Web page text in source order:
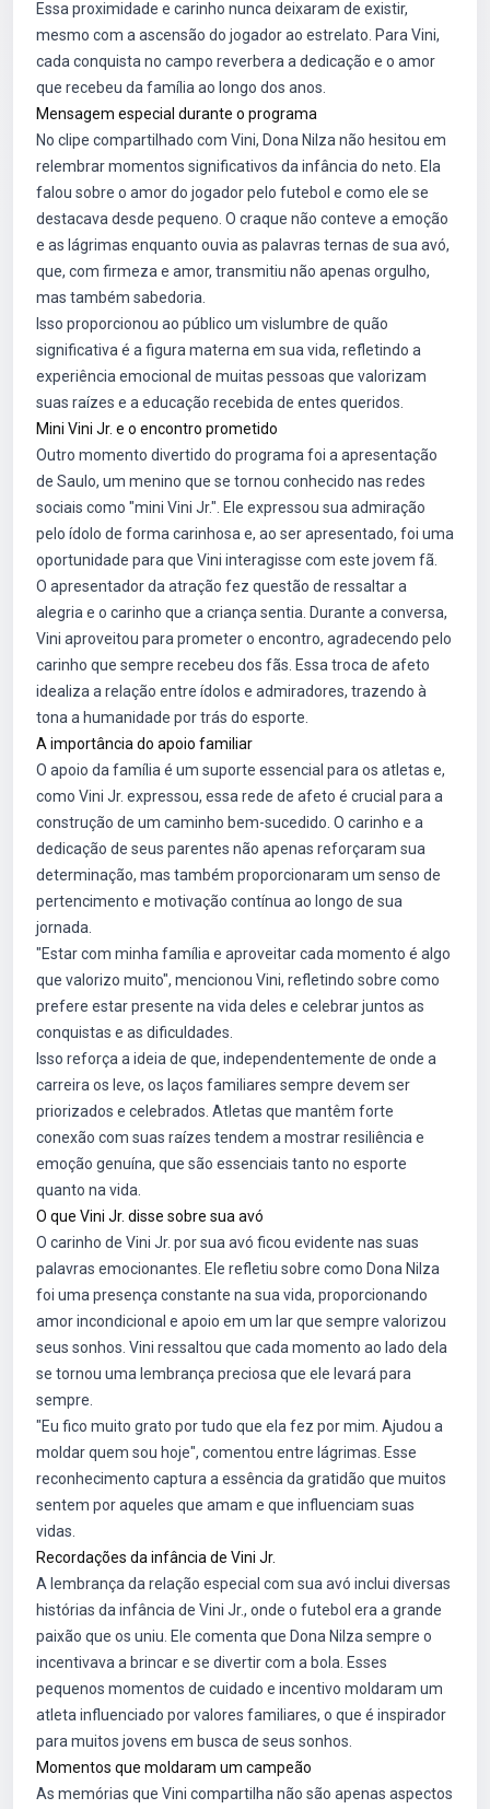
Essa proximidade e carinho nunca deixaram de existir,
mesmo com a ascensão do jogador ao estrelato. Para Vini,
cada conquista no campo reverbera a dedicação e o amor
que recebeu da família ao longo dos anos.
Mensagem especial durante o programa
No clipe compartilhado com Vini, Dona Nilza não hesitou em
relembrar momentos significativos da infância do neto. Ela
falou sobre o amor do jogador pelo futebol e como ele se
destacava desde pequeno. O craque não conteve a emoção
e as lágrimas enquanto ouvia as palavras ternas de sua avó,
que, com firmeza e amor, transmitiu não apenas orgulho,
mas também sabedoria.
Isso proporcionou ao público um vislumbre de quão
significativa é a figura materna em sua vida, refletindo a
experiência emocional de muitas pessoas que valorizam
suas raízes e a educação recebida de entes queridos.
Mini Vini Jr. e o encontro prometido
Outro momento divertido do programa foi a apresentação
de Saulo, um menino que se tornou conhecido nas redes
sociais como "mini Vini Jr.". Ele expressou sua admiração
pelo ídolo de forma carinhosa e, ao ser apresentado, foi uma
oportunidade para que Vini interagisse com este jovem fã.
O apresentador da atração fez questão de ressaltar a
alegria e o carinho que a criança sentia. Durante a conversa,
Vini aproveitou para prometer o encontro, agradecendo pelo
carinho que sempre recebeu dos fãs. Essa troca de afeto
idealiza a relação entre ídolos e admiradores, trazendo à
tona a humanidade por trás do esporte.
A importância do apoio familiar
O apoio da família é um suporte essencial para os atletas e,
como Vini Jr. expressou, essa rede de afeto é crucial para a
construção de um caminho bem-sucedido. O carinho e a
dedicação de seus parentes não apenas reforçaram sua
determinação, mas também proporcionaram um senso de
pertencimento e motivação contínua ao longo de sua
jornada.
"Estar com minha família e aproveitar cada momento é algo
que valorizo muito", mencionou Vini, refletindo sobre como
prefere estar presente na vida deles e celebrar juntos as
conquistas e as dificuldades.
Isso reforça a ideia de que, independentemente de onde a
carreira os leve, os laços familiares sempre devem ser
priorizados e celebrados. Atletas que mantêm forte
conexão com suas raízes tendem a mostrar resiliência e
emoção genuína, que são essenciais tanto no esporte
quanto na vida.
O que Vini Jr. disse sobre sua avó
O carinho de Vini Jr. por sua avó ficou evidente nas suas
palavras emocionantes. Ele refletiu sobre como Dona Nilza
foi uma presença constante na sua vida, proporcionando
amor incondicional e apoio em um lar que sempre valorizou
seus sonhos. Vini ressaltou que cada momento ao lado dela
se tornou uma lembrança preciosa que ele levará para
sempre.
"Eu fico muito grato por tudo que ela fez por mim. Ajudou a
moldar quem sou hoje", comentou entre lágrimas. Esse
reconhecimento captura a essência da gratidão que muitos
sentem por aqueles que amam e que influenciam suas
vidas.
Recordações da infância de Vini Jr.
A lembrança da relação especial com sua avó inclui diversas
histórias da infância de Vini Jr., onde o futebol era a grande
paixão que os uniu. Ele comenta que Dona Nilza sempre o
incentivava a brincar e se divertir com a bola. Esses
pequenos momentos de cuidado e incentivo moldaram um
atleta influenciado por valores familiares, o que é inspirador
para muitos jovens em busca de seus sonhos.
Momentos que moldaram um campeão
As memórias que Vini compartilha não são apenas aspectos